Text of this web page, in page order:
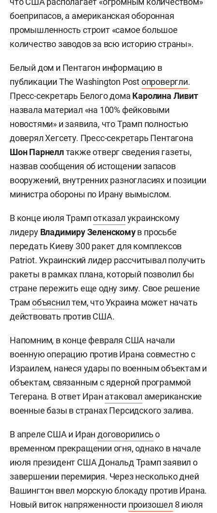
боеприпасов, а американская оборонная
промышленность строит «самое большое
количество заводов за всю историю страны».
Белый дом и Пентагон информацию в
публикации The Washington Postопровергли.
Пресс-секретарь Белого дома Каролина Ливит
назвала материал «на 100% фейковыми
новостями» и заявила, что Трамп полностью
доверял Хегсету. Пресс-секретарь Пентагона
Шон Парнеллтакже отверг сведения газеты,
назвав сообщения об истощении запасов
вооружений, внутренних разногласиях и позиции
министра обороны по Ирану вымыслом.
В конце июля Трампотказал украинскому
лидеру Владимиру Зеленскомув просьбе
передать Киеву 300 ракет для комплексов
Patriot. Украинский лидер рассчитывал получить
ракеты в рамках плана, который позволил бы
стране пережить еще одну зиму. Свое решение
Трам объяснилтем, что Украина может начать
действовать против США.
Напомним, в конце февраля США начали
военную операцию против Ирана совместно с
Израилем, нанеся удары по военным объектам и
объектам, связанным с ядерной программой
Тегерана. В ответ Иран атаковал американские
военные базы в странах Персидского залива.
В апреле США и Ирандоговорилисьо
временном прекращении огня, однако в начале
июля президент США Дональд Трамп заявил о
завершении перемирия. Через несколько дней
Вашингтон ввел морскую блокаду против Ирана.
Новый виток напряженности произошел 8 июля